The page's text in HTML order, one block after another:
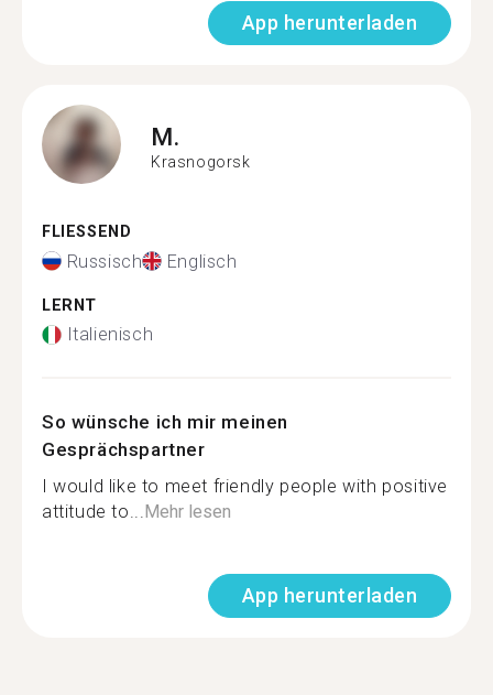
App herunterladen
M.
Krasnogorsk
FLIESSEND
Russisch Englisch
LERNT
Italienisch
So wünsche ich mir meinen
Gesprächspartner
I would like to meet friendly people with positive
attitude to...Mehr lesen
App herunterladen